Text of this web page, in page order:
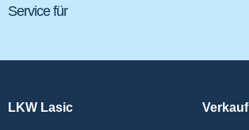
Service für
LKW Lasic Verkauf